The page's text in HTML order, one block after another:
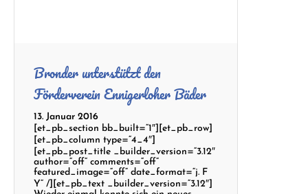
Bronder unterstützt den
Förderverein Ennigerloher Bäder
13. Januar 2016
[et_pb_section bb_built=“1″][et_pb_row]
[et_pb_column type=“4_4″]
[et_pb_post_title _builder_version=“3.12″
author=“off“ comments=“off“
featured_image=“off“ date_format=“j. F
Y“ /][et_pb_text _builder_version=“3.12″]